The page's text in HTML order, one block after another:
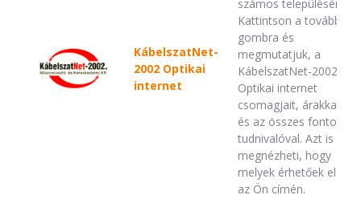
KábelszatNet-
2002 Optikai
internet
számos településén.
Kattintson a tovább
gombra és
megmutatjuk, a
KábelszatNet-2002
Optikai internet
csomagjait, árakkal,
és az összes fontos
tudnivalóval. Azt is
megnézheti, hogy
melyek érhetőek el
az Ön címén.